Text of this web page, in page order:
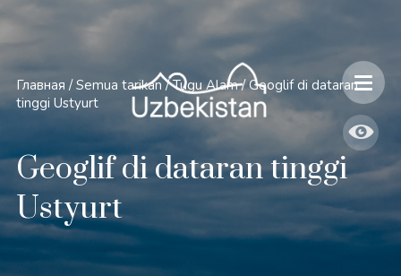
Главная / Semua tarikan / Tugu Alam / Geoglif di dataran
tinggi Ustyurt
Geoglif di dataran tinggi
Ustyurt